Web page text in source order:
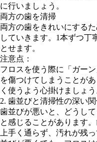
に行いましょう。
両方の歯を清掃
両方の歯をきれいにする
していきます。1本ずつ丁
とせます。
注意点：
フロスを使う際に「ガー
を傷つけてしまうことが
く使うよう心掛けましょう
2. 歯並びと清掃性の深い
歯並びが悪いと、どうし
と感じることがあります
上手く通らず、汚れが残